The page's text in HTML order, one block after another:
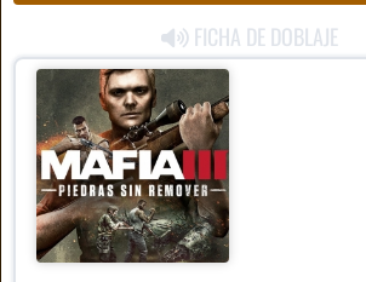
FICHA DE DOBLAJE